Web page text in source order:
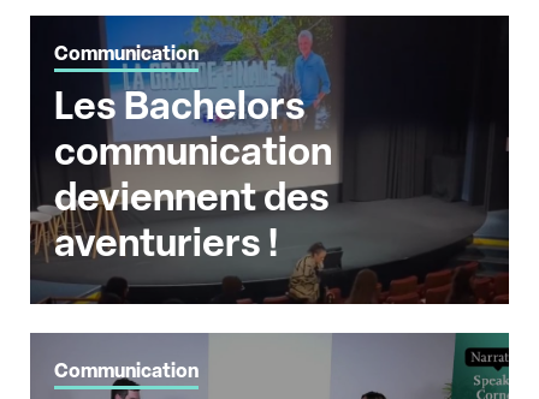
Communication
Les Bachelors
communication
deviennent des
aventuriers !
Communication